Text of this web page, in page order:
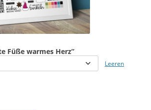
Füße warmes Herz”
Leeren